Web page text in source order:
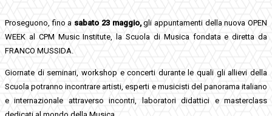
Proseguono, fino a sabato 23 maggio,gli appuntamenti della nuova OPEN
WEEK al CPM Music Institute, la Scuola di Musica fondata e diretta da
FRANCO MUSSIDA.
Giornate di seminari, workshop e concerti durante le quali gli allievi della
Scuola potranno incontrare artisti, esperti e musicisti del panorama italiano
e internazionale attraverso incontri, laboratori didattici e masterclass